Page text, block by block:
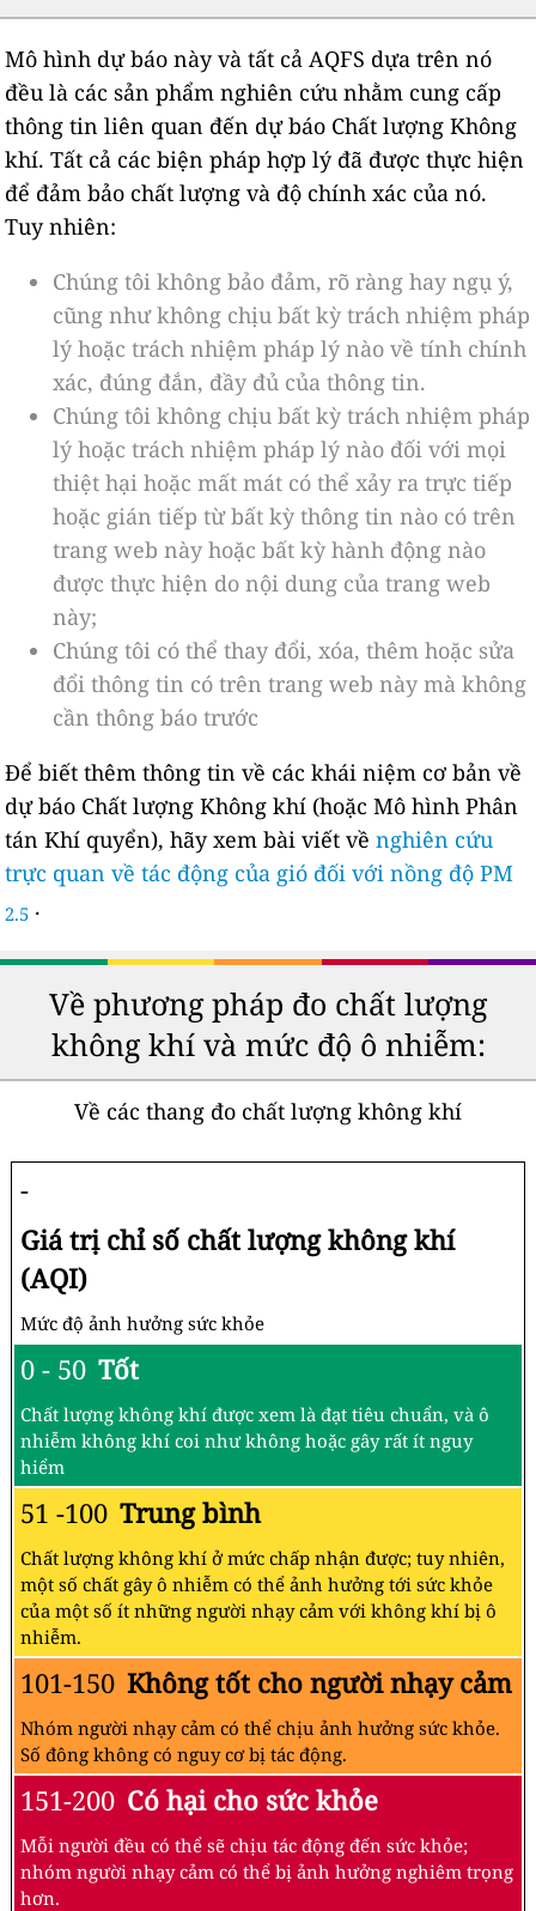
Mô hình dự báo này và tất cả AQFS dựa trên nó
đều là các sản phẩm nghiên cứu nhằm cung cấp
thông tin liên quan đến dự báo Chất lượng Không
khí. Tất cả các biện pháp hợp lý đã được thực hiện
để đảm bảo chất lượng và độ chính xác của nó.
Tuy nhiên:
Chúng tôi không bảo đảm, rõ ràng hay ngụ ý,
cũng như không chịu bất kỳ trách nhiệm pháp
lý hoặc trách nhiệm pháp lý nào về tính chính
xác, đúng đắn, đầy đủ của thông tin.
Chúng tôi không chịu bất kỳ trách nhiệm pháp
lý hoặc trách nhiệm pháp lý nào đối với mọi
thiệt hại hoặc mất mát có thể xảy ra trực tiếp
hoặc gián tiếp từ bất kỳ thông tin nào có trên
trang web này hoặc bất kỳ hành động nào
được thực hiện do nội dung của trang web
này;
Chúng tôi có thể thay đổi, xóa, thêm hoặc sửa
đổi thông tin có trên trang web này mà không
cần thông báo trước
Để biết thêm thông tin về các khái niệm cơ bản về
dự báo Chất lượng Không khí (hoặc Mô hình Phân
tán Khí quyển), hãy xem bài viết vềnghiên cứu
trực quan về tác động của gió đối với nồng độ PM
2.5 .
Về phương pháp đo chất lượng
không khí và mức độ ô nhiễm:
Về các thang đo chất lượng không khí
-
Giá trị chỉ số chất lượng không khí
(AQI)
Mức độ ảnh hưởng sức khỏe
0 - 50 Tốt
Chất lượng không khí được xem là đạt tiêu chuẩn, và ô
nhiễm không khí coi như không hoặc gây rất ít nguy
hiểm
51 -100 Trung bình
Chất lượng không khí ở mức chấp nhận được; tuy nhiên,
một số chất gây ô nhiễm có thể ảnh hưởng tới sức khỏe
của một số ít những người nhạy cảm với không khí bị ô
nhiễm.
101-150 Không tốt cho người nhạy cảm
Nhóm người nhạy cảm có thể chịu ảnh hưởng sức khỏe.
Số đông không có nguy cơ bị tác động.
151-200 Có hại cho sức khỏe
Mỗi người đều có thể sẽ chịu tác động đến sức khỏe;
nhóm người nhạy cảm có thể bị ảnh hưởng nghiêm trọng
hơn.